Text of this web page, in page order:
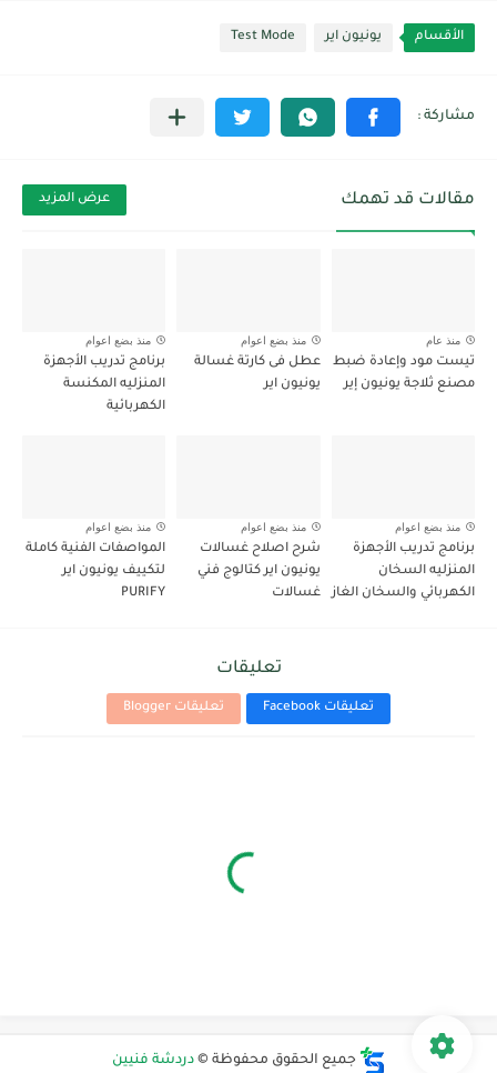
الأقسام يونيون اير Test Mode
مقالات قد تهمك عرض المزيد
منذ عام
تيست مود وإعادة ضبط
مصنع ثلاجة يونيون إير
منذ بضع اعوام
عطل فى كارتة غسالة
يونيون اير
منذ بضع اعوام
برنامج تدريب الأجهزة
المنزليه المكنسة
الكهربائية
منذ بضع اعوام
برنامج تدريب الأجهزة
المنزليه السخان
الكهربائي والسخان الغاز
منذ بضع اعوام
شرح اصلاح غسالات
يونيون اير كتالوج فني
غسالات
منذ بضع اعوام
المواصفات الفنية كاملة
لتكييف يونيون اير
PURIFY
تعليقات
تعليقات Facebook تعليقات Blogger
جميع الحقوق محفوظة © دردشة فنيين